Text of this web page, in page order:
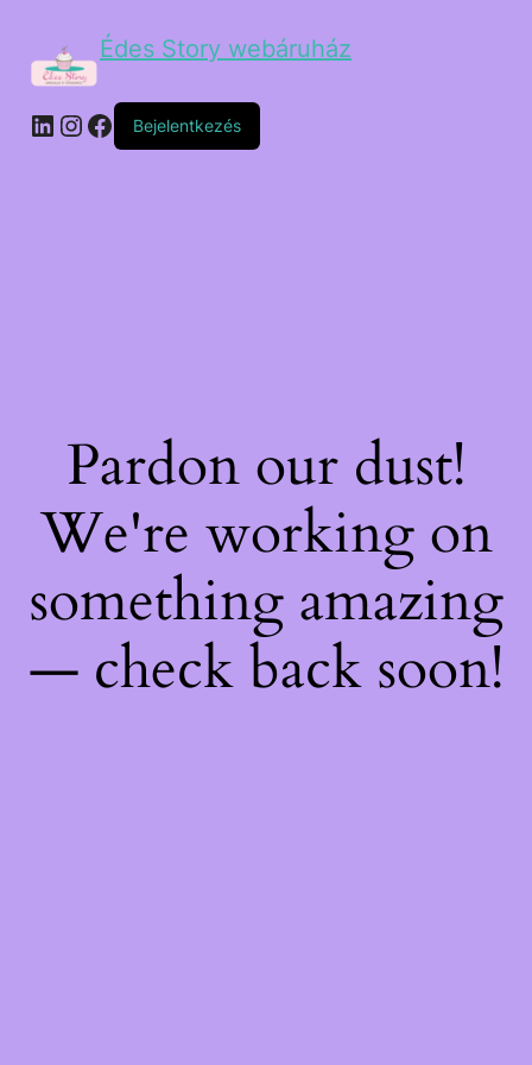
Édes Story webáruház
Bejelentkezés
Pardon our dust!
We're working on
something amazing
— check back soon!